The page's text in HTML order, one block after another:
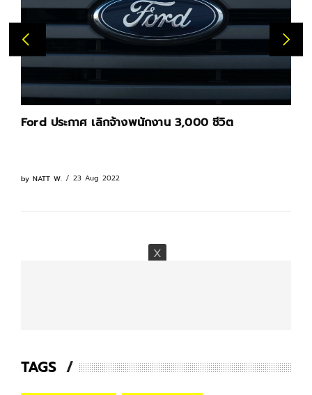
Ford ประกาศ เลิกจ้างพนักงาน 3,000 ชีวิต
by NATT W. 23 Aug 2022
TAGS